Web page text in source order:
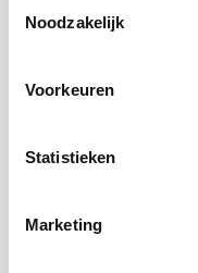
Noodzakelijk
Voorkeuren
Statistieken
Marketing
Piepschuim